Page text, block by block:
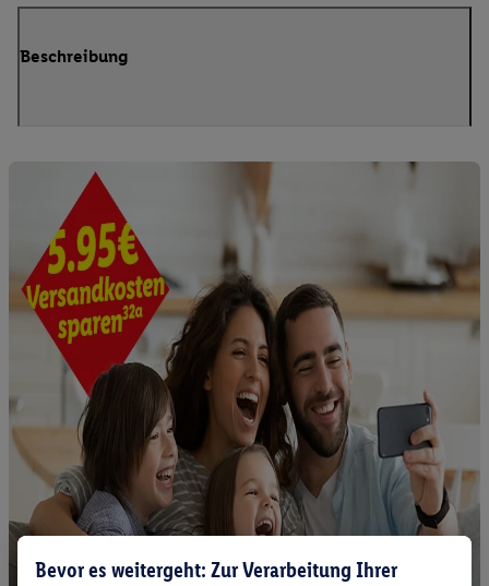
Beschreibung
Bevor es weitergeht: Zur Verarbeitung Ihrer